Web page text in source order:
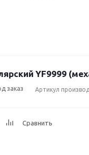
YF9999
заказ Артикул
Сравнить